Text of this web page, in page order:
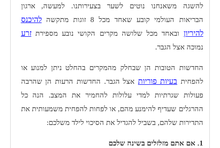
להשגה משאנחנו נוטים לשער בצעירותנו. למעשה, ארגון
הבריאות העולמי קובע שאחד מכל 8 זוגות מתקשה
להיכנס
להיריון ובאחד מכל שלושה מקרים הקושי נובע מספירתזרע
נמוכה אצל הגבר.
החדשות הטובות הן שבחלק מהמקרים בהחלט ניתן למנוע או
להפחית בעיות פוריותאצל הגבר. החדשות הרעות הן שהרבה
פעולות שגרתיות למדי עלולות להחמיר את המצב. הנה כל
ההרגלים שעדיף להימנע מהם, או לפחות להפחית משמעותית את
התדירות שלהם, בשביל להגדיל את הסיכוי לילד משלכם:
1. אם אתם מזלזלים בשינה שלכם